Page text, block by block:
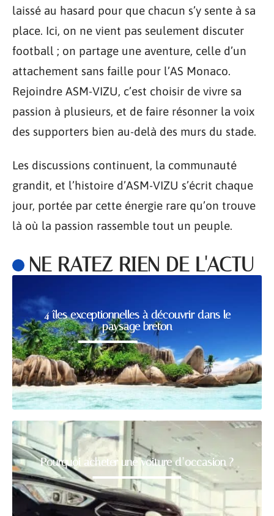
laissé au hasard pour que chacun s’y sente à sa
place. Ici, on ne vient pas seulement discuter
football ; on partage une aventure, celle d’un
attachement sans faille pour l’AS Monaco.
Rejoindre ASM-VIZU, c’est choisir de vivre sa
passion à plusieurs, et de faire résonner la voix
des supporters bien au-delà des murs du stade.
Les discussions continuent, la communauté
grandit, et l’histoire d’ASM-VIZU s’écrit chaque
jour, portée par cette énergie rare qu’on trouve
là où la passion rassemble tout un peuple.
NE RATEZ RIEN DE L'ACTU
4 îles exceptionnelles à découvrir dans le
paysage breton
Pourquoi acheter une voiture d’occasion ?